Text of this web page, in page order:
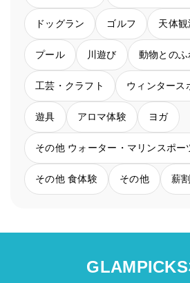
ドッグラン ゴルフ 天体観
プール 川遊び 動物との
工芸・クラフト ウィンタース
遊具 アロマ体験 ヨガ
その他 ウォーター・マリンスポー
その他 食体験 その他 薪